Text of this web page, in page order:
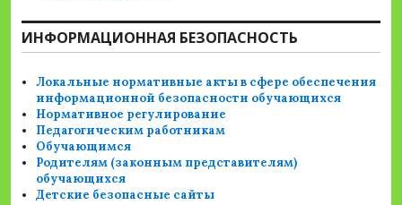
ИНФОРМАЦИОННАЯ БЕЗОПАСНОСТЬ
Локальные нормативные акты в сфере обеспечения
информационной безопасности обучающихся
Нормативное регулирование
Педагогическим работникам
Обучающимся
Родителям (законным представителям)
обучающихся
Детские безопасные сайты